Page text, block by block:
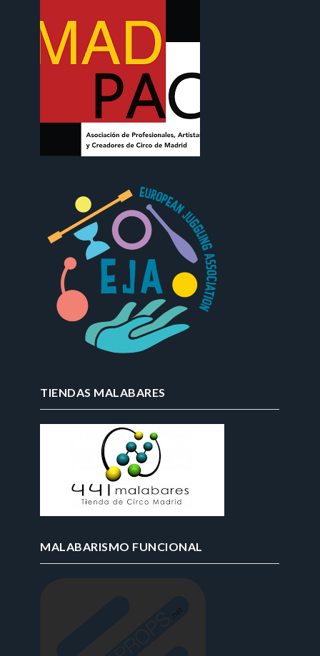
TIENDAS MALABARES
MALABARISMO FUNCIONAL